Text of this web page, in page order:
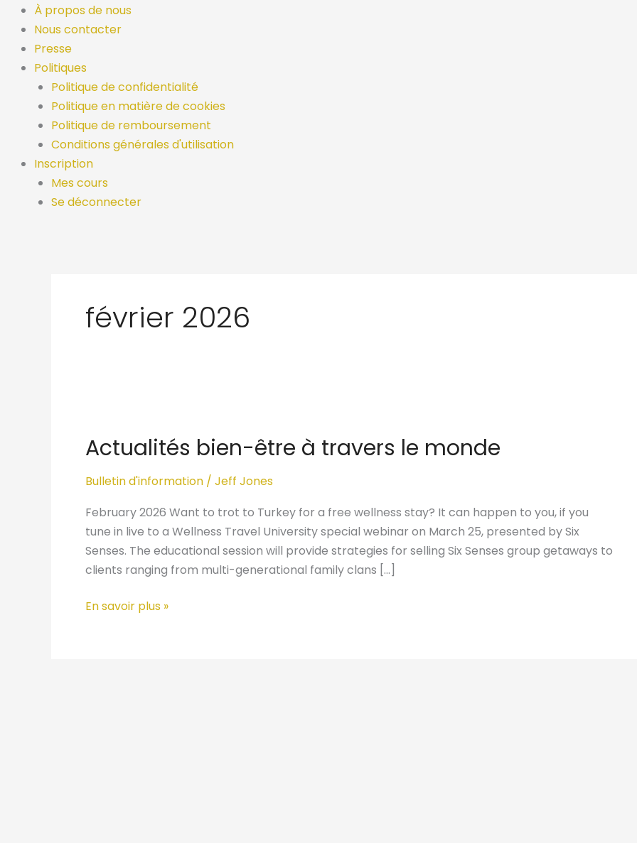
À propos de nous
Nous contacter
Presse
Politiques
Politique de confidentialité
Politique en matière de cookies
Politique de remboursement
Conditions générales d'utilisation
Inscription
Mes cours
Se déconnecter
février 2026
Actualités bien-être à travers le monde
Bulletin d'information / Jeff Jones
February 2026 Want to trot to Turkey for a free wellness stay? It can happen to you, if you
tune in live to a Wellness Travel University special webinar on March 25, presented by Six
Senses. The educational session will provide strategies for selling Six Senses group getaways to
clients ranging from multi-generational family clans […]
être
travers
En savoir plus »